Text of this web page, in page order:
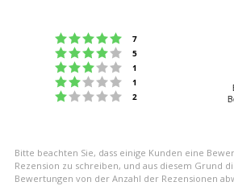
Bewertung: 5 von
7
Bewertung: 4 von
5
Bewertung: 3
1
Bewertung: 2 von
1
Bewertung: 1
2
Bitte beachten Sie, dass einige Kunden eine
Rezension zu schreiben, und aus diesem Grund
Bewertungen von der Anzahl der Rezensionen